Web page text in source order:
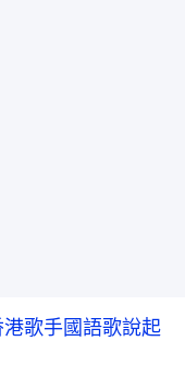
歌手國語歌說起